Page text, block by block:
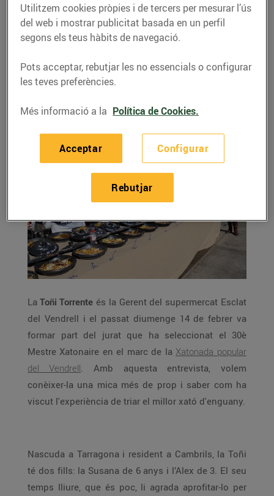
"La Xatonada Popular
és un acte molt arrelat
al Vendrell"
17/de febrer/2016
La Toñi Torrente és la Gerent del supermercat Esclat
del Vendrell i el passat diumenge 14 de febrer va
formar part del jurat que ha seleccionat el 30è
Mestre Xatonaire en el marc de la Xatonada popular
del Vendrell . Amb aquesta entrevista, volem
conèixer-la una mica més de prop i saber com ha
viscut l'experiència de triar el millor xató d'enguany.
Nascuda a Tarragona i resident a Cambrils, la Toñi
té dos fills: la Susana de 6 anys i l’Alex de 3. El seu
temps lliure, que és poc, li agrada aprofitar-lo per
Utilitzem cookies pròpies i de tercers per mesurar l’ús
del web i mostrar publicitat basada en un perfil
segons els teus hàbits de navegació.
Pots acceptar, rebutjar les no essencials o configurar
les teves preferències.
Més informació a la Política de Cookies.
Configurar
Rebutjar
Acceptar